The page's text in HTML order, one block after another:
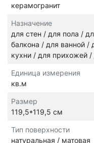
керамогранит
Назначение
для стен / для пола /
балкона / для ванной /
кухни / для прихожей /
Единица измерения
кв.м
Размер
119,5*119,5 см
Тип поверхности
натуральная / матовая